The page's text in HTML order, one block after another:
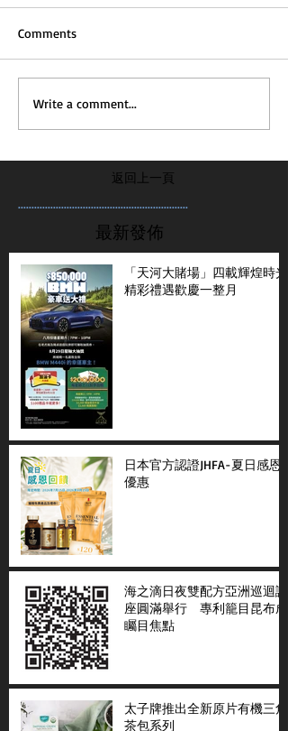
Comments
Write a comment...
返回上一頁
...............................................................
最新發佈
「天河大賭場」四載輝煌時光
精彩禮遇歡慶一整月
日本官方認證JHFA-夏日感恩
優惠
海之滴日夜雙配方亞洲巡迴講
座圓滿舉行 專利籠目昆布成
矚目焦點
太子牌推出全新原片有機三角
茶包系列